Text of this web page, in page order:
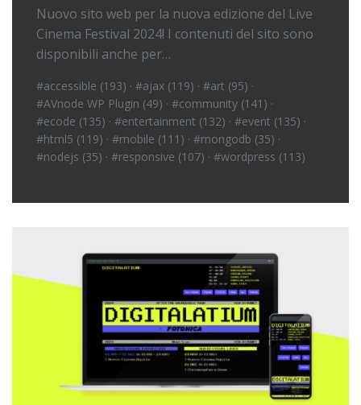
Nuovo sito web per la nuova edizione del Live
Cinema Festival 2024! I contenuti del sito sono
disponibili anche per…
#accessible (193) · #ajax (119) · #art (95) ·
#AVnode WP Plugin (49) · #community (141) ·
#ecode (135) · #entertainment (132) · #event (135) ·
#html5 (119) · #mobile (111) · #mongodb (35) ·
#nodejs (35) · #responsive (107) · #wordpress (113)